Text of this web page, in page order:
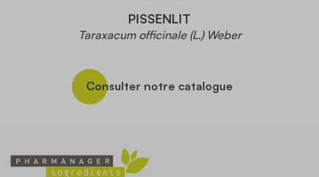
PISSENLIT
Taraxacum officinale (L.) Weber
Consulter notre catalogue